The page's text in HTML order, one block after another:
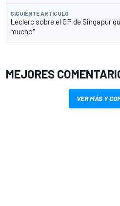
SIGUIENTE ARTÍCULO
Leclerc sobre el GP de Singapur
mucho"
MEJORES
VER MÁS Y